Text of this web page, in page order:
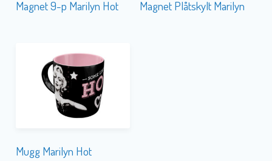
Magnet 9-p Marilyn Hot Magnet Plåtskylt Marilyn
Mugg Marilyn Hot